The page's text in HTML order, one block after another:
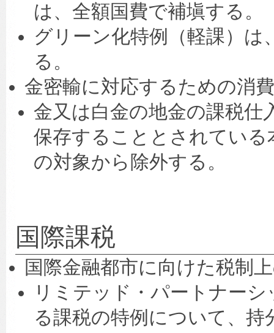
は、全額国費で補塡する。
グリーン化特例（軽課）は
る。
金密輸に対応するための消
金又は白金の地金の課税仕
保存することとされてい
の対象から除外する。
国際課税
国際金融都市に向けた税制
リミテッド・パートナー
る課税の特例について、